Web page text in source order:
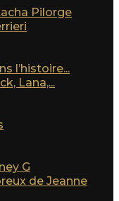
Pilorge
l’histoire...
Lana,...
G
de Jeanne